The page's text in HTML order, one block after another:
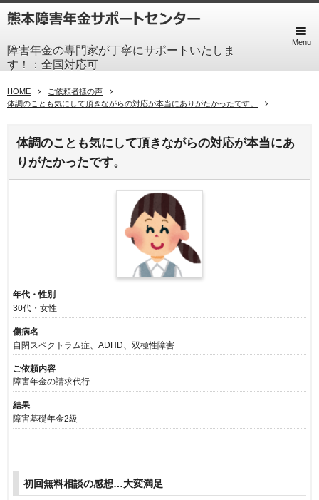
障害年金の専門家が丁寧にサポートいたしま
す！：全国対応可
Menu
HOME
ご依頼者様の声
体調のことも気にして頂きながらの対応が本当にありがたかったです。
体調のことも気にして頂きながらの対応が本当にあ
りがたかったです。
年代・性別
30代・女性
傷病名
自閉スペクトラム症、ADHD、双極性障害
ご依頼内容
障害年金の請求代行
結果
障害基礎年金2級
初回無料相談の感想…大変満足